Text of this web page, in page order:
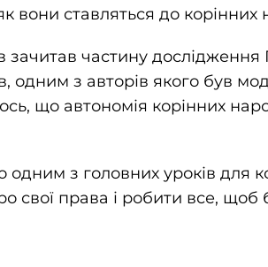
вони ставляться до корінних
частину дослідження
з авторів якого був
що автономія корінних
з головних уроків для
свої права і робити все, щоб